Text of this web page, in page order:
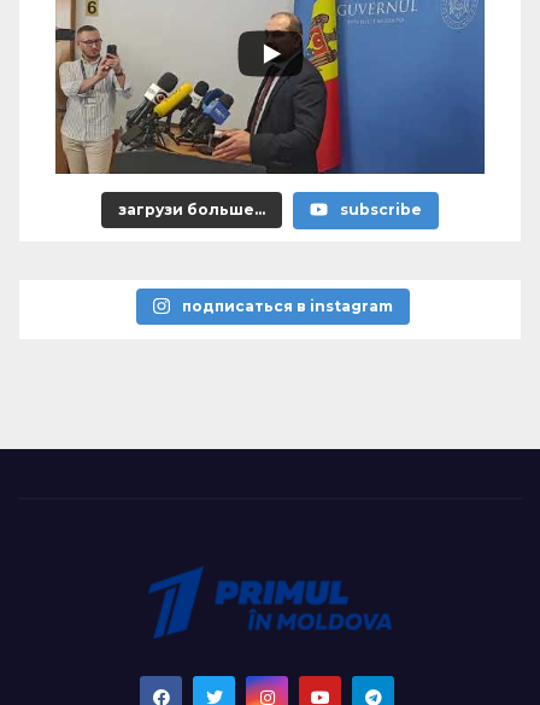
загрузи больше... subscribe
подписаться в instagram